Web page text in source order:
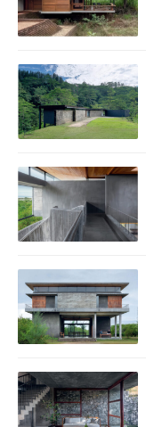
城
市
景
观
建
筑
专
教
极
速
工
流
登录